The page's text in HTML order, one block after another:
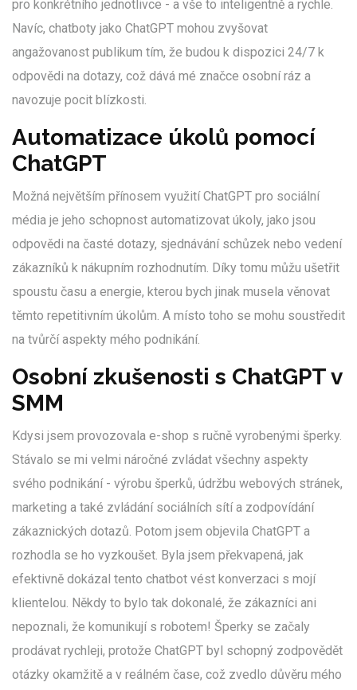
pro konkrétního jednotlivce - a vše to inteligentně a rychle.
Navíc, chatboty jako ChatGPT mohou zvyšovat
angažovanost publikum tím, že budou k dispozici 24/7 k
odpovědi na dotazy, což dává mé značce osobní ráz a
navozuje pocit blízkosti.
Automatizace úkolů pomocí
ChatGPT
Možná největším přínosem využití ChatGPT pro sociální
média je jeho schopnost automatizovat úkoly, jako jsou
odpovědi na časté dotazy, sjednávání schůzek nebo vedení
zákazníků k nákupním rozhodnutím. Díky tomu můžu ušetřit
spoustu času a energie, kterou bych jinak musela věnovat
těmto repetitivním úkolům. A místo toho se mohu soustředit
na tvůrčí aspekty mého podnikání.
Osobní zkušenosti s ChatGPT v
SMM
Kdysi jsem provozovala e-shop s ručně vyrobenými šperky.
Stávalo se mi velmi náročné zvládat všechny aspekty
svého podnikání - výrobu šperků, údržbu webových stránek,
marketing a také zvládání sociálních sítí a zodpovídání
zákaznických dotazů. Potom jsem objevila ChatGPT a
rozhodla se ho vyzkoušet. Byla jsem překvapená, jak
efektivně dokázal tento chatbot vést konverzaci s mojí
klientelou. Někdy to bylo tak dokonalé, že zákazníci ani
nepoznali, že komunikují s robotem! Šperky se začaly
prodávat rychleji, protože ChatGPT byl schopný zodpovědět
otázky okamžitě a v reálném čase, což zvedlo důvěru mého